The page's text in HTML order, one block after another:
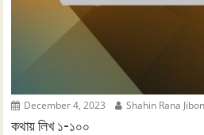
December 4, 2023 Shahin Rana Jibon
কথায় লিখ ১-১০০